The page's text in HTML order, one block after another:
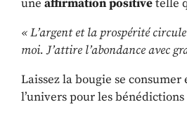
une affirmation positivetelle
« L’argent et la prospérité
moi. J’attire l’abondance avec
Laissez la bougie se
l’univers pour les